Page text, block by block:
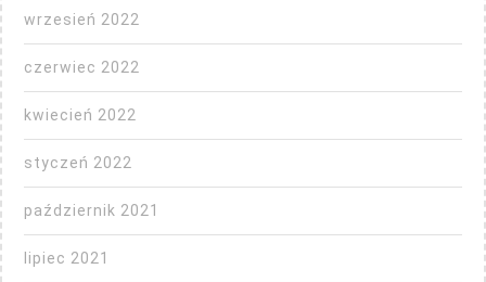
wrzesień 2022
czerwiec 2022
kwiecień 2022
styczeń 2022
październik 2021
lipiec 2021